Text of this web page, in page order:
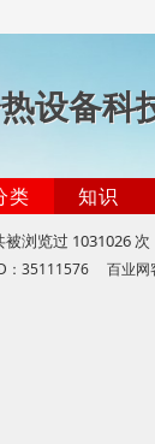
设备科
类 知识
被浏览过 1031026 次
35111576 百业网